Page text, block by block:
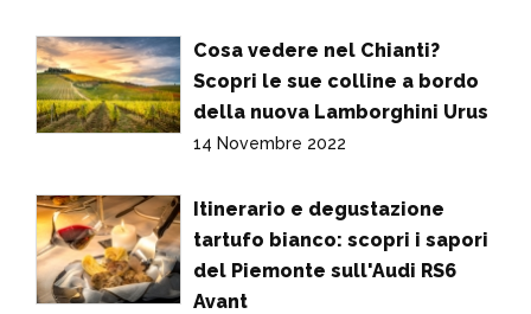
Cosa vedere nel Chianti?
Scopri le sue colline a bordo
della nuova Lamborghini Urus
14 Novembre 2022
Itinerario e degustazione
tartufo bianco: scopri i sapori
del Piemonte sull'Audi RS6
Avant